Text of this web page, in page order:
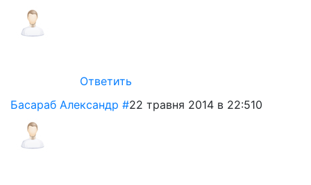
Ответить
Басараб Александр #22 травня 2014 в 22:510